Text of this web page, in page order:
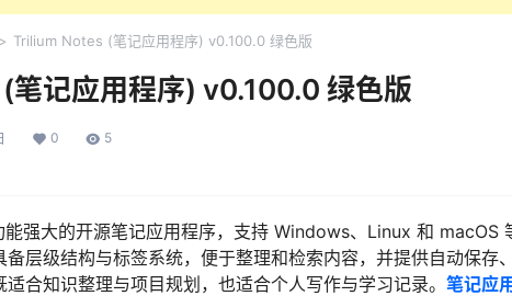
> Trilium Notes (笔记应用程序) v0.100.0 绿色版
记应用程序) v0.100.0 绿色版
0 5
能强大的开源笔记应用程序，支持 Windows、Linux 和 macOS
备层级结构与标签系统，便于整理和检索内容，并提供自动保
合知识整理与项目规划，也适合个人写作与学习记录。 笔记应